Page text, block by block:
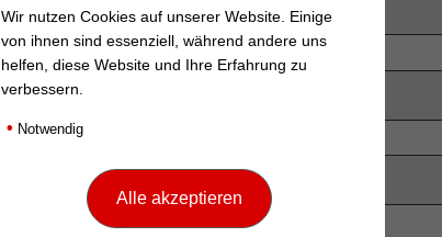
Nachname
Wir nutzen Cookies auf unserer Website. Einige
von ihnen sind essenziell, während andere uns
helfen, diese Website und Ihre Erfahrung zu
verbessern.
• Notwendig